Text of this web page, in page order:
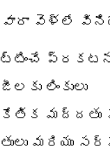
వెళ్లే
లింకులు
మద్దతు
మరియు